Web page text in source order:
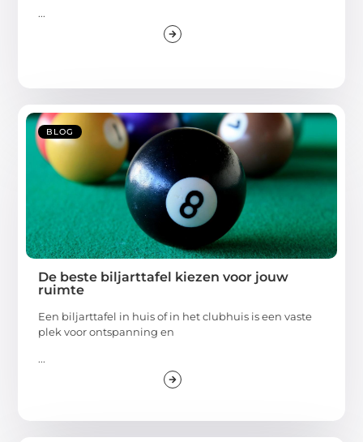
...
BLOG
De beste biljarttafel kiezen voor jouw
ruimte
Een biljarttafel in huis of in het clubhuis is een vaste
plek voor ontspanning en
...